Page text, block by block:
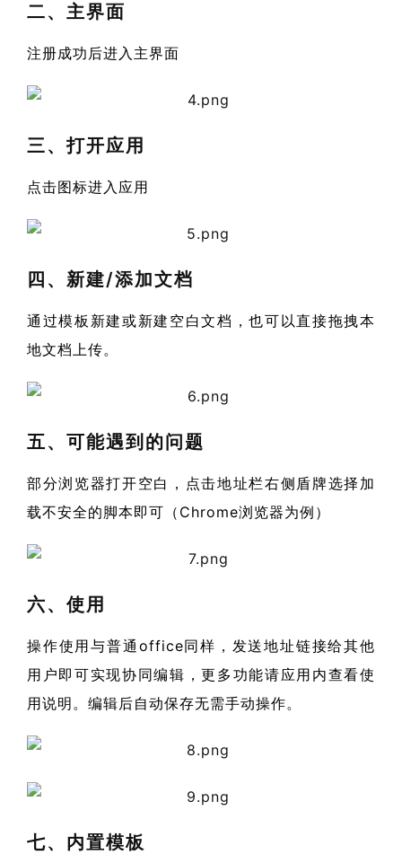
二、主界面
注册成功后进入主界面
三、打开应用
点击图标进入应用
四、新建/添加文档
通过模板新建或新建空白文档，也可以直接拖拽本
地文档上传。
五、可能遇到的问题
部分浏览器打开空白，点击地址栏右侧盾牌选择加
载不安全的脚本即可（Chrome浏览器为例）
六、使用
操作使用与普通office同样，发送地址链接给其他
用户即可实现协同编辑，更多功能请应用内查看使
用说明。编辑后自动保存无需手动操作。
七、内置模板